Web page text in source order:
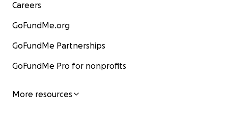
Careers
GoFundMe.org
GoFundMe Partnerships
GoFundMe Pro for nonprofits
More resources